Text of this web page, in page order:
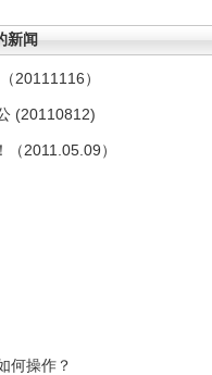
新闻
20111116）
(20110812)
2011.05.09）
何操作？